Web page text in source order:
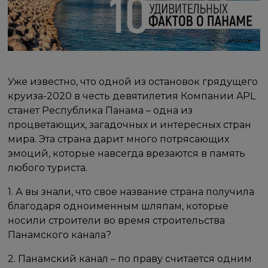
Уже известно, что одной из остановок грядущего
круиза-2020 в честь девятилетия Компании APL
станет Республика Панама – одна из
процветающих, загадочных и интересных стран
мира. Эта страна дарит много потрясающих
эмоций, которые навсегда врезаются в память
любого туриста.
1. А вы знали, что свое название страна получила
благодаря одноименным шляпам, которые
носили строители во время строительства
Панамского канала?
2. Панамский канал – по праву считается одним